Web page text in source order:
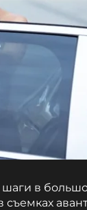
шаги в
съемках